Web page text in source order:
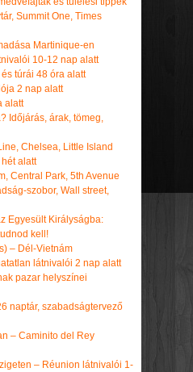
Summit One, Times
Martinique-en
10-12 nap alatt
túrái 48 óra alatt
2 nap alatt
alatt
Időjárás, árak, tömeg,
Chelsea, Little Island
alatt
Central Park, 5th Avenue
szobor, Wall street,
Egyesült Királyságba:
kell!
– Dél-Vietnám
látnivalói 2 nap alatt
pazar helyszínei
naptár, szabadságtervező
– Caminito del Rey
– Réunion látnivalói 1-